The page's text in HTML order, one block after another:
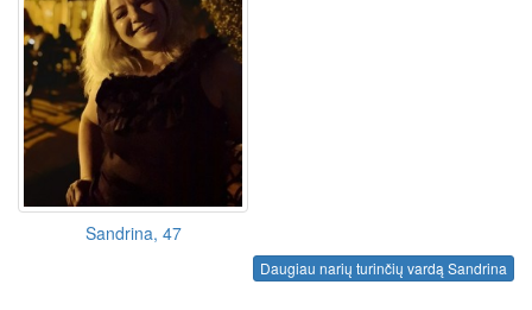
Sandrina, 47
Daugiau narių turinčių vardą Sandrina